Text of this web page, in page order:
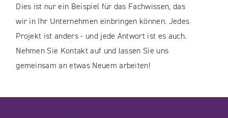
Dies ist nur ein Beispiel für das Fachwissen, das
wir in Ihr Unternehmen einbringen können. Jedes
Projekt ist anders - und jede Antwort ist es auch.
Nehmen Sie Kontakt auf und lassen Sie uns
gemeinsam an etwas Neuem arbeiten!